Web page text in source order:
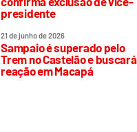
presidente
21 de junho de 2026
Sampaio é superado pelo
Trem no Castelão e buscará
reação em Macapá